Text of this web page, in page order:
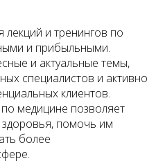
лекций и тренингов по
и прибыльными.
и актуальные темы,
специалистов и активно
клиентов.
медицине позволяет
помочь им
более